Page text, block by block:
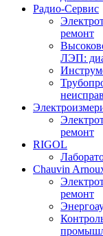
Радио-Cервис
ремонт
ЛЭП:
ремонт
RIGOL
Chauvin
ремонт